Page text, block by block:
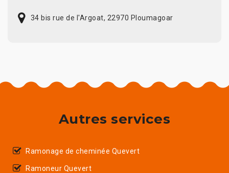
34 bis rue de l'Argoat, 22970 Ploumagoar
Autres services
Ramonage de cheminée Quevert
Ramoneur Quevert